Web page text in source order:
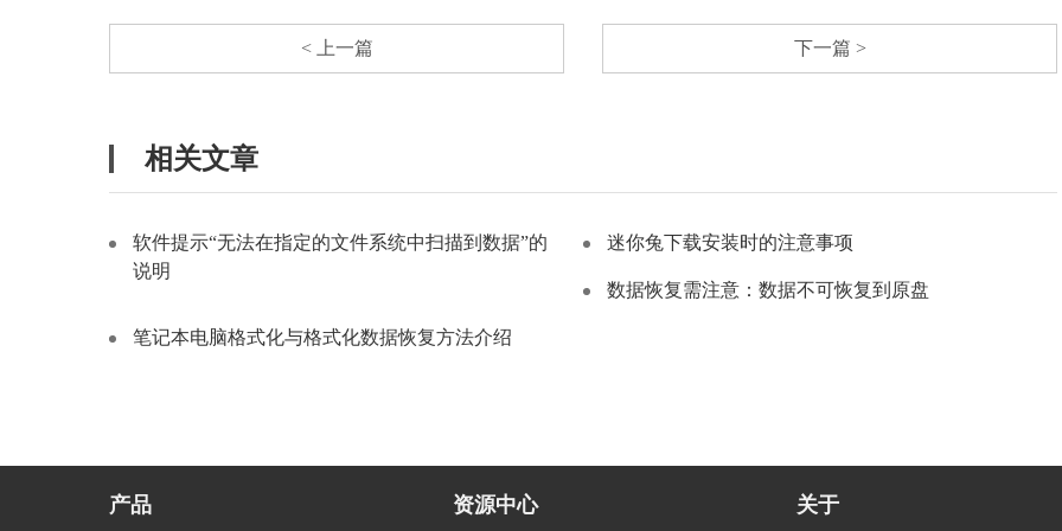
< 上一篇 下一篇 >
相关文章
软件提示“无法在指定的文件系统中扫描到数据”的
说明
迷你兔下载安装时的注意事项
数据恢复需注意：数据不可恢复到原盘
笔记本电脑格式化与格式化数据恢复方法介绍
产品 资源中心 关于